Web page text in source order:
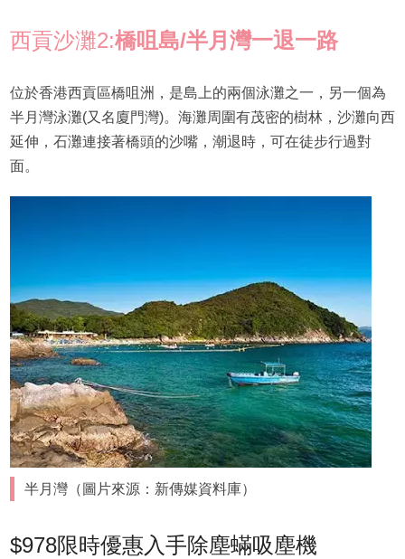
西貢沙灘2:橋咀島/半月灣一退一路
位於香港西貢區橋咀洲，是島上的兩個泳灘之一，另一個為
半月灣泳灘(又名廈門灣)。海灘周圍有茂密的樹林，沙灘向西
延伸，石灘連接著橋頭的沙嘴，潮退時，可在徒步行過對
面。
半月灣（圖片來源：新傳媒資料庫）
$978限時優惠入手除塵蟎吸塵機